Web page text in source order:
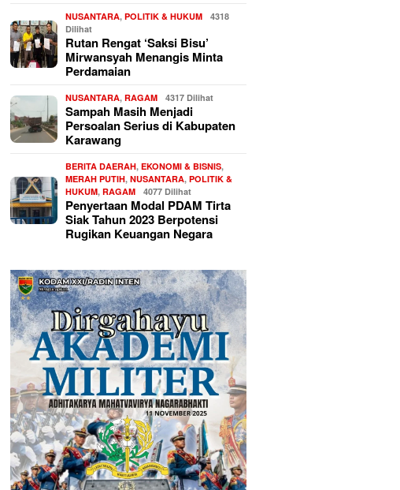
NUSANTARA,POLITIK & HUKUM
4318
Dilihat
Rutan Rengat ‘Saksi Bisu’
Mirwansyah Menangis Minta
Perdamaian
NUSANTARA,RAGAM 4317 Dilihat
Sampah Masih Menjadi
Persoalan Serius di Kabupaten
Karawang
BERITA DAERAH,EKONOMI & BISNIS,
MERAH PUTIH,NUSANTARA,POLITIK &
HUKUM,RAGAM 4077 Dilihat
Penyertaan Modal PDAM Tirta
Siak Tahun 2023 Berpotensi
Rugikan Keuangan Negara